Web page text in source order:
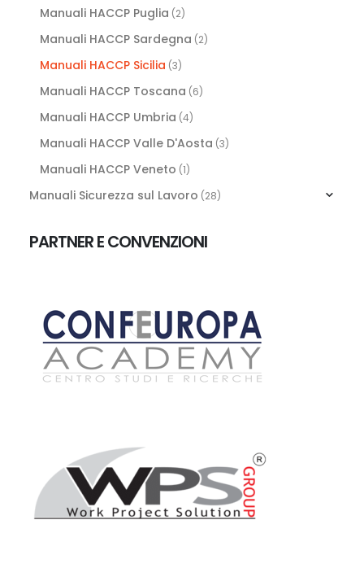
Manuali HACCP Puglia (2)
Manuali HACCP Sardegna (2)
Manuali HACCP Sicilia (3)
Manuali HACCP Toscana (6)
Manuali HACCP Umbria (4)
Manuali HACCP Valle D'Aosta (3)
Manuali HACCP Veneto (1)
Manuali Sicurezza sul Lavoro (28)
PARTNER E CONVENZIONI